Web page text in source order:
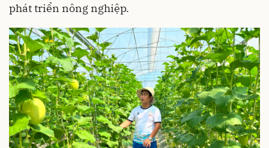
phát triển nông nghiệp.